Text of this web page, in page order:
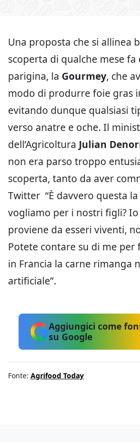
Una proposta che si allinea
scoperta di qualche mese fa
parigina, la Gourmey, che
modo di produrre foie gras
evitando dunque qualsiasi
verso anatre e oche. Il
dell’Agricoltura Julian
non era parso troppo
scoperta, tanto da aver
Twitter “È davvero questa
vogliamo per i nostri figli? Io
proviene da esseri viventi,
Potete contare su di me per
in Francia la carne rimanga
artificiale”.
Aggiungici come
su Google
Fonte: Agrifood Today